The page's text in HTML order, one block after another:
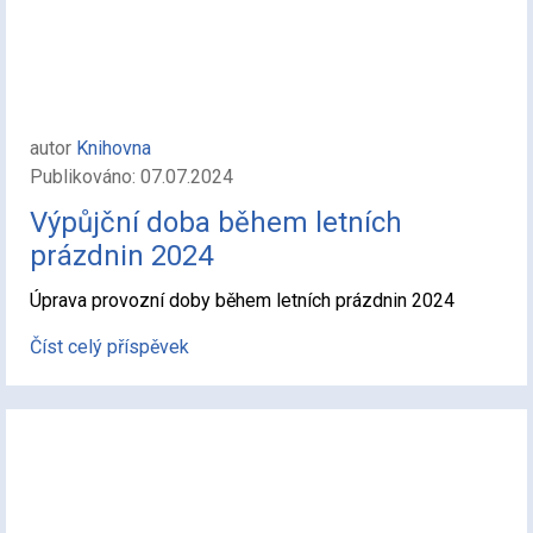
autor Knihovna
Publikováno: 07.07.2024
Výpůjční doba během letních
prázdnin 2024
Úprava provozní doby během letních prázdnin 2024
Číst celý příspěvek